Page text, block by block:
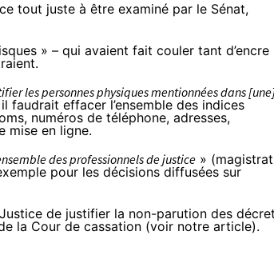
tout juste à être examiné par le Sénat,
» – qui avaient fait couler tant d’encre
les personnes physiques mentionnées dans
faudrait effacer l’ensemble des indices
numéros de téléphone, adresses,
mise en ligne.
des professionnels de justice »
pour les décisions diffusées sur
de justifier la non-parution des
la Cour de cassation (voir notre article).